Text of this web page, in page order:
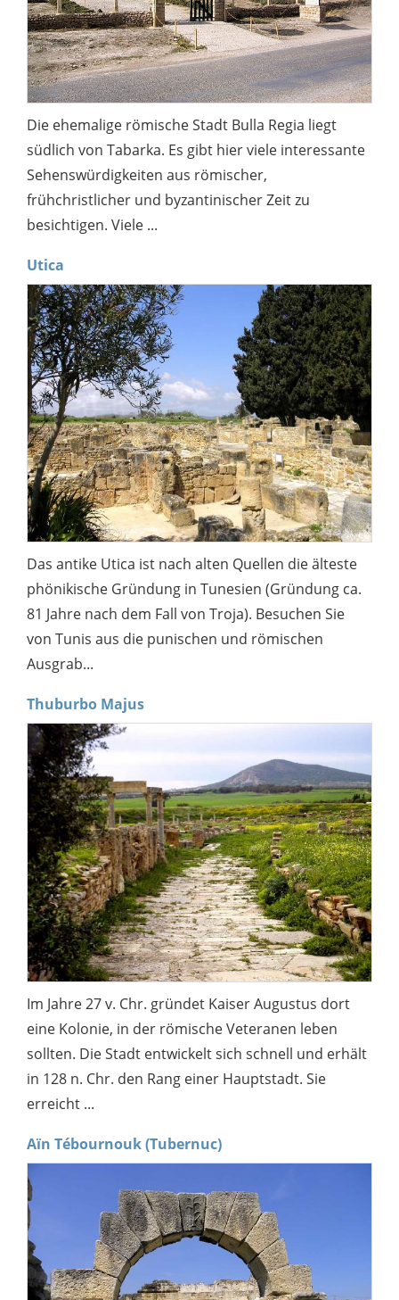
Die ehemalige römische Stadt Bulla Regia liegt
südlich von Tabarka. Es gibt hier viele interessante
Sehenswürdigkeiten aus römischer,
frühchristlicher und byzantinischer Zeit zu
besichtigen. Viele ...
Utica
Das antike Utica ist nach alten Quellen die älteste
phönikische Gründung in Tunesien (Gründung ca.
81 Jahre nach dem Fall von Troja). Besuchen Sie
von Tunis aus die punischen und römischen
Ausgrab...
Thuburbo Majus
Im Jahre 27 v. Chr. gründet Kaiser Augustus dort
eine Kolonie, in der römische Veteranen leben
sollten. Die Stadt entwickelt sich schnell und erhält
in 128 n. Chr. den Rang einer Hauptstadt. Sie
erreicht ...
Aïn Tébournouk (Tubernuc)